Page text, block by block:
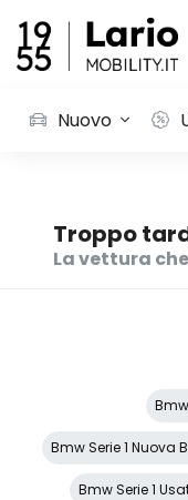
Nuovo
Troppo
La vettura
Bmw Serie 1 Nuova
Bmw Serie 1